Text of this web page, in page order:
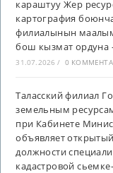
караштуу Жер
картография
филиалынын
бош кызмат ордуна
31.07.2026 / 0
Таласский филиал
земельным
при Кабинете
объявляет
должности
кадастровой